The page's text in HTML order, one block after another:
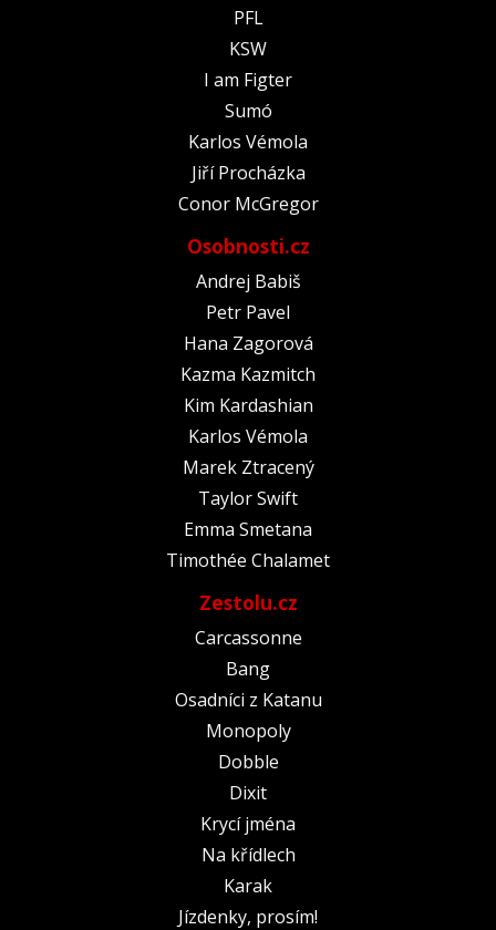
PFL
KSW
I am Figter
Sumó
Karlos Vémola
Jiří Procházka
Conor McGregor
Osobnosti.cz
Andrej Babiš
Petr Pavel
Hana Zagorová
Kazma Kazmitch
Kim Kardashian
Karlos Vémola
Marek Ztracený
Taylor Swift
Emma Smetana
Timothée Chalamet
Zestolu.cz
Carcassonne
Bang
Osadníci z Katanu
Monopoly
Dobble
Dixit
Krycí jména
Na křídlech
Karak
Jízdenky, prosím!